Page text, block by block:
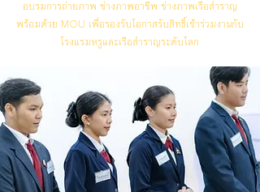
อบรมการถ่ายภาพ ช่างภาพอาชีพ ช่างภาพเรือสำราญ
พร้อมด้วย MOU เพื่อรองรับโอกาสรับสิทธิ์เข้าร่วมงานกับ
โรงแรมหรูและเรือสำราญระดับโลก